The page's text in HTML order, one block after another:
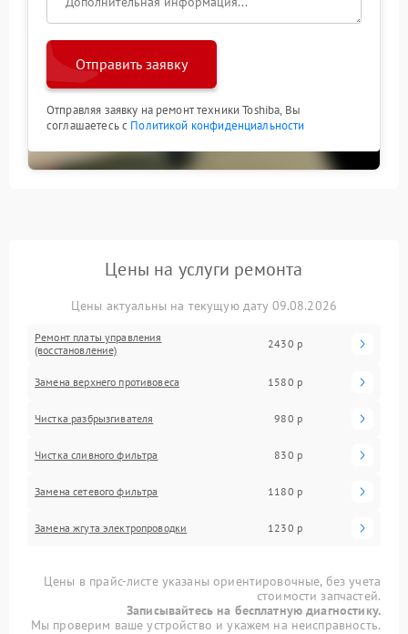
Отправить заявку
Отправляя заявку на ремонт техники Toshiba, Вы
соглашаетесь с Политикой конфиденциальности
Цены на услуги ремонта
Цены актуальны на текущую дату 09.08.2026
Ремонт платы управления
(восстановление)
2430 р
Замена верхнего противовеса 1580 р
Чистка разбрызгивателя 980 р
Чистка сливного фильтра 830 р
Замена сетевого фильтра 1180 р
Замена жгута электропроводки 1230 р
Цены в прайс-листе указаны ориентировочные, без учета
стоимости запчастей.
Записывайтесь на бесплатную диагностику.
Мы проверим ваше устройство и укажем на неисправность.